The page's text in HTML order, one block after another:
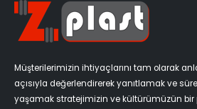
Müşterilerimizin ihtiyaçlarını tam olarak
açısıyla değerlendirerek yanıtlamak ve
yaşamak stratejimizin ve kültürümüzün bir